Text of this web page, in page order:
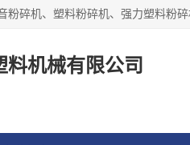
机械有限公司